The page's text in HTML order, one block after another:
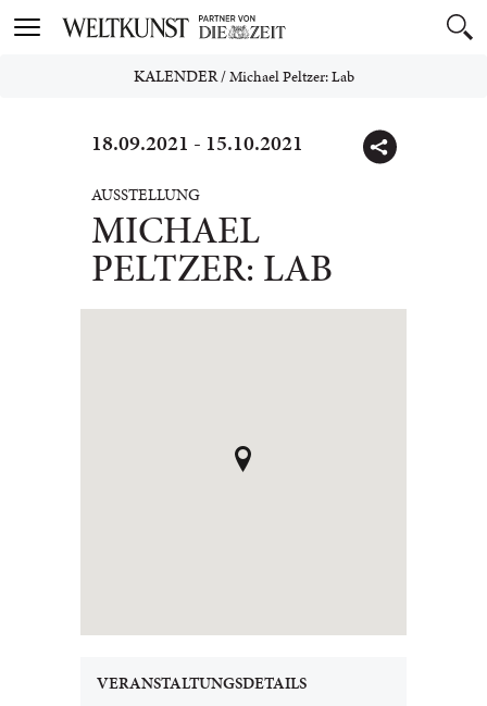
Toggle
KALENDER/Michael Peltzer: Lab
18.09.2021 - 15.10.2021
AUSSTELLUNG
MICHAEL
PELTZER: LAB
VERANSTALTUNGSDETAILS